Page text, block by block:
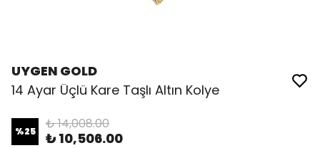
UYGEN GOLD
14 Ayar Üçlü Kare Taşlı Altın Kolye
%25 ₺ 14,008.00
₺ 10,506.00